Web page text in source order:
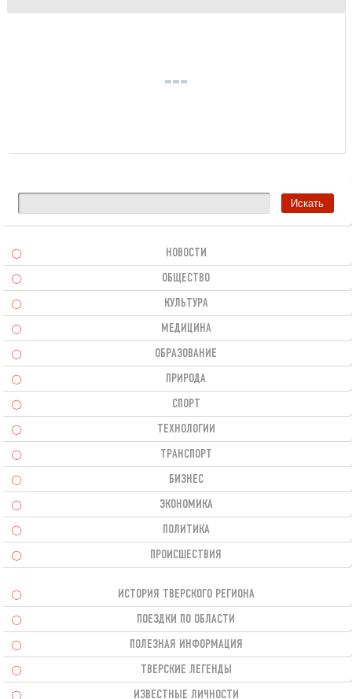
НОВОСТИ
ОБЩЕСТВО
КУЛЬТУРА
МЕДИЦИНА
ОБРАЗОВАНИЕ
ПРИРОДА
СПОРТ
ТЕХНОЛОГИИ
ТРАНСПОРТ
БИЗНЕС
ЭКОНОМИКА
ПОЛИТИКА
ПРОИСШЕСТВИЯ
ИСТОРИЯ ТВЕРСКОГО РЕГИОНА
ПОЕЗДКИ ПО ОБЛАСТИ
ПОЛЕЗНАЯ ИНФОРМАЦИЯ
ТВЕРСКИЕ ЛЕГЕНДЫ
ИЗВЕСТНЫЕ ЛИЧНОСТИ